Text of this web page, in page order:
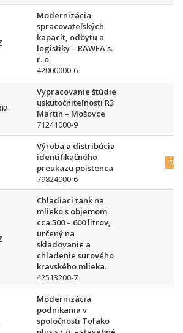
Modernizácia
spracovateľských
kapacít, odbytu a
logistiky – RAWEA s.
r. o.
42000000-6
Vypracovanie štúdie
uskutočniteľnosti R3
Martin – Mošovce
71241000-9
Výroba a distribúcia
identifikačného
preukazu poistenca
79824000-6
FA
Chladiaci tank na
mlieko s objemom
cca 500 – 600 litrov,
určený na
skladovanie a
chladenie surového
kravského mlieka.
42513200-7
Modernizácia
podnikania v
spoločnosti Tofako